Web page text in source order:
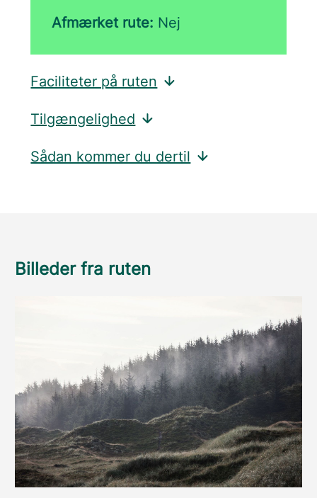
Afmærket rute: Nej
Faciliteter på ruten
Tilgængelighed
Sådan kommer du dertil
Billeder fra ruten